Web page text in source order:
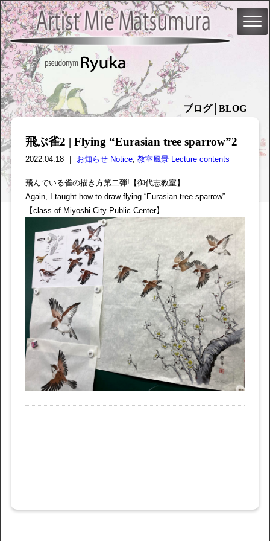
ブログ│BLOG
飛ぶ雀2 | Flying “Eurasian tree sparrow”2
2022.04.18 ｜ お知らせ Notice, 教室風景 Lecture contents
飛んでいる雀の描き方第二弾!【御代志教室】
Again, I taught how to draw flying “Eurasian tree sparrow”.
【class of Miyoshi City Public Center】